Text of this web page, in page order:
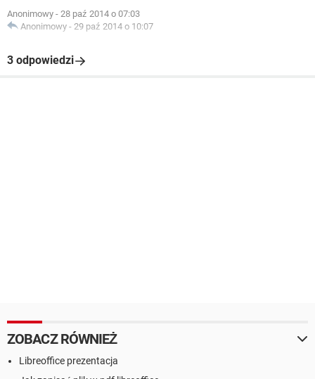
Anonimowy - 28 paź 2014 o 07:03
Anonimowy - 29 paź 2014 o 10:07
3 odpowiedzi
ZOBACZ RÓWNIEŻ
Libreoffice prezentacja